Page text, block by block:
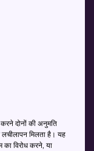
दोनों की अनुमति
मिलता है। यह
का विरोध करने, या